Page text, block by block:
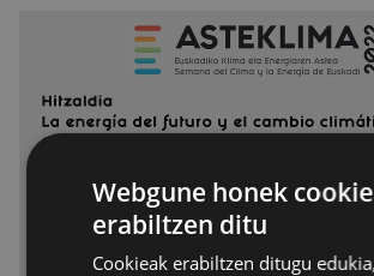
Webgune honek
erabiltzen ditu
Cookieak erabiltzen ditugu